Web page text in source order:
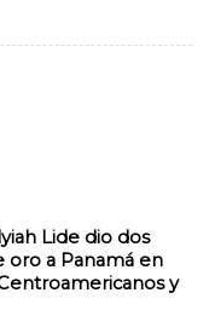
Lide dio dos
oro a Panamá en
y